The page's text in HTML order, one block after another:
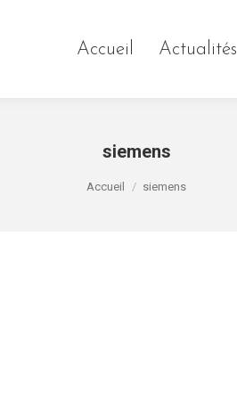
Accueil Actualités
siemens
Vous êtes ici :
Accueil siemens